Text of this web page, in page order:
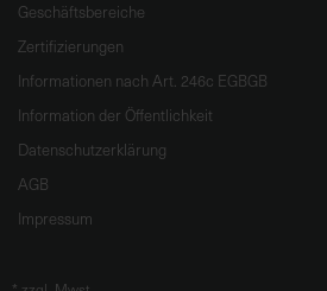
Geschäftsbereiche
Zertifizierungen
Informationen nach Art. 246c EGBGB
Information der Öffentlichkeit
Datenschutzerklärung
AGB
Impressum